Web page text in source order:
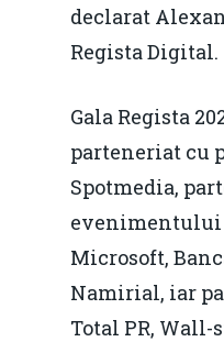
declarat
Regista Digital.
Gala Regista
parteneriat cu
Spotmedia,
evenimentului
Microsoft,
Namirial, iar
Total PR, Wall-